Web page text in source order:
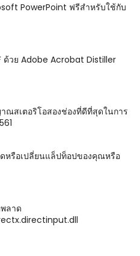
PowerPoint ฟรีสำหรับใช้กับ
ด้วย Adobe Acrobat Distiller
ณสเตอริโอสองช่องที่ดีที่สุดในการ
หรือเปลี่ยนแล็ปท็อปของคุณหรือ
ลาด